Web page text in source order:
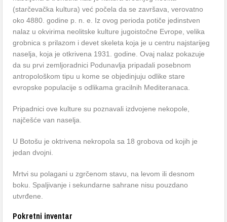
(starčevačka kultura) već počela da se završava, verovatno
oko 4880. godine p. n. e. Iz ovog perioda potiče jedinstven
nalaz u okvirima neolitske kulture jugoistočne Evrope, velika
grobnica s prilazom i devet skeleta koja je u centru najstarijeg
naselja, koja je otkrivena 1931. godine. Ovaj nalaz pokazuje
da su prvi zemljoradnici Podunavlja pripadali posebnom
antropološkom tipu u kome se objedinjuju odlike stare
evropske populacije s odlikama gracilnih Mediteranaca.
Pripadnici ove kulture su poznavali izdvojene nekopole,
najčešće van naselja.
U Botošu je oktrivena nekropola sa 18 grobova od kojih je
jedan dvojni.
Mrtvi su polagani u zgrčenom stavu, na levom ili desnom
boku. Spaljivanje i sekundarne sahrane nisu pouzdano
utvrđene.
Pokretni inventar